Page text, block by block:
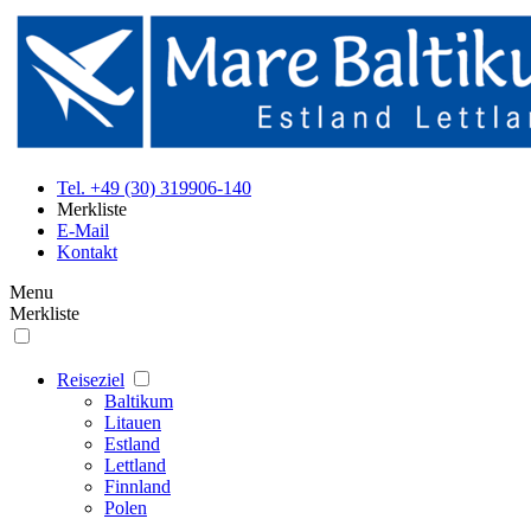
Tel. +49 (30) 319906-140
Merkliste
E-Mail
Kontakt
Menu
Merkliste
Reiseziel
Baltikum
Litauen
Estland
Lettland
Finnland
Polen